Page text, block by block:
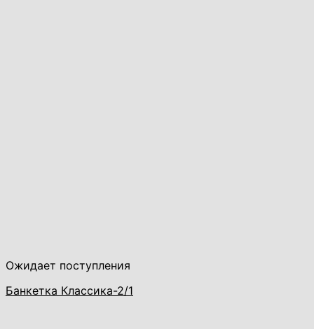
Ожидает поступления
Банкетка Классика-2/1